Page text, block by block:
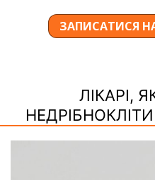
ЗАПИСАТИСЯ
ЛІКАРІ,